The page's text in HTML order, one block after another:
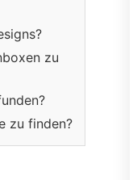
zu
zu finden?